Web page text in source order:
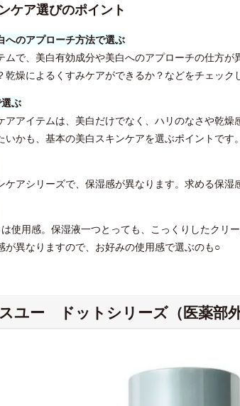
ケア選びのポイント
のアプローチ方法で選ぶ
ムで、美白有効成分や美白へのアプローチの仕方
乾燥によるくすみケアができるか？などをチェック
ぶ
アアイテムは、美白だけでなく、ハリのなさや乾
いかも、基本の美白スキンケアを選ぶポイントです。
ケアシリーズで、保湿感が異なります。求める保湿
使用感。保湿液一つとっても、こっくりしたクリ
が異なりますので、お好みの使用感で選ぶのも○
ユー ドットシリーズ（医薬部外